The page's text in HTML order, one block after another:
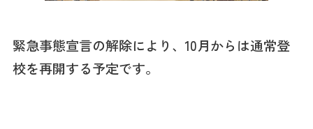
緊急事態宣言の解除により、10月からは通常登
校を再開する予定です。